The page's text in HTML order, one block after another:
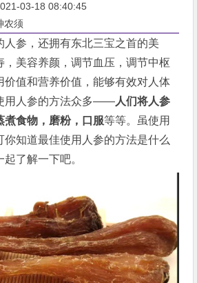
03-18 08:40:45
农须
人参，还拥有东北三宝之首的美
，美容养颜，调节血压，调节中枢
价值和营养价值，能够有效对人体
用人参的方法众多——人们将人参
煮食物，磨粉，口服等等。虽使用
你知道最佳使用人参的方法是什么
了解一下吧。